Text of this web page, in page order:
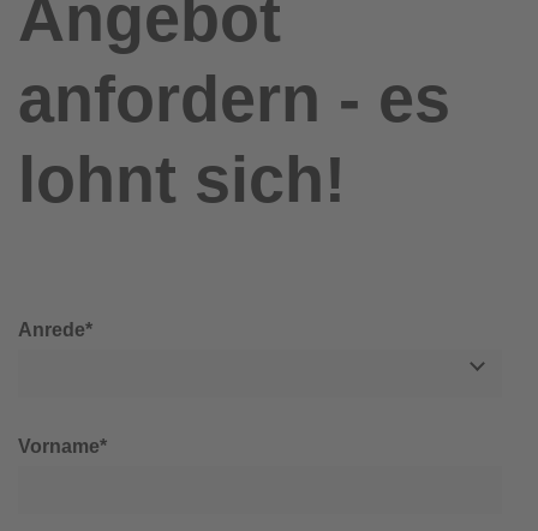
Angebot
anfordern - es
lohnt sich!
Anrede*
Vorname*